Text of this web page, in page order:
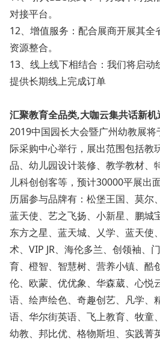
对接平台。
12、增值服务：配合展商开展其全
资源整合。
13、线上线下相结合：我们将启动
提供长期线上完成订单
汇聚教育全品类,大咖云集共话新机
2019中国园长大会暨广州幼教展
际采购中心举行，展出范围包括教
品、幼儿园设计装修、教学教材、
儿科创创客等，预计30000平展出
历届参与品牌有：松堡王国、莫尔
蓝天使、艺之飞扬、小新星、鹏城
东方之星、蓝天城、乂学、蓝天使
术、VIP JR、海伦多兰、创领袖、
育、橙智、智慧树、营养小镇、酷
伦、欧蒙、优优象、华森葳、心悦
语、绘声绘色、奇趣创艺、凡学、
语、华尔街英语、飞上教育、牧童
幼教、邦比优、格物斯坦、实践菁